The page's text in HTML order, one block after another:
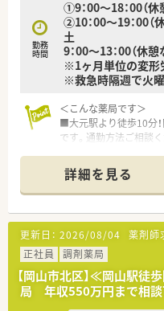
て発表したり勉強会の
キルアップを目標に、
加をとられています。
勤務
時間
①9：00～18：00（休
②10：00～19：00（
土
9：00～13：00（休憩
※1ヶ月単位の変形
※救急時隔週で火曜
＜こんな薬局です＞
■大元駅より徒歩10分
です。通勤方法ご相談く
■処方箋の読み取りに
包機、薬袋発行機、全
えることで調剤業務の
＜業務内容＞
■処方箋による調剤業務
■精神科をメインで処
枚/日程度、薬剤師6名
＜研修制度＞
詳細を見る
更新日： 2026/08/04 薬剤師
正社員
調剤薬局
【岡山市北区】≪岡山駅徒
局 年収550万円まで相